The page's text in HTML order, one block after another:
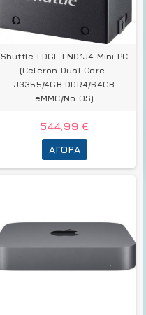
Shuttle EDGE EN01J4 Mini PC
(Celeron Dual Core-
J3355/4GB DDR4/64GB
eMMC/No OS)
544,99 €
ΑΓΟΡΆ